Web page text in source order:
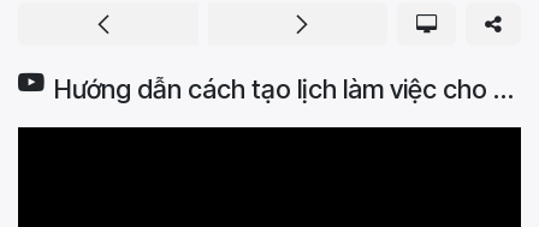
Hướng dẫn cách tạo lịch làm việc cho nhân viên